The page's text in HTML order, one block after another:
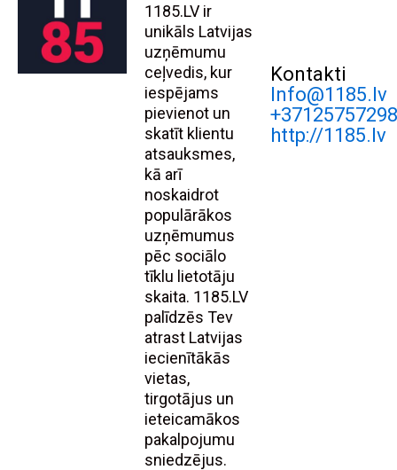
1185.LV ir
unikāls Latvijas
uzņēmumu
ceļvedis, kur
iespējams
pievienot un
skatīt klientu
atsauksmes,
kā arī
noskaidrot
populārākos
uzņēmumus
pēc sociālo
tīklu lietotāju
skaita. 1185.LV
palīdzēs Tev
atrast Latvijas
iecienītākās
vietas,
tirgotājus un
ieteicamākos
pakalpojumu
sniedzējus.
Kontakti
Info@1185.lv
http://1185.lv